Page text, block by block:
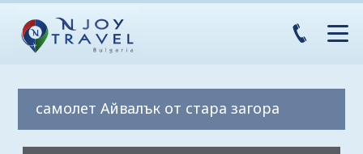
самолет Айвалък от стара загора